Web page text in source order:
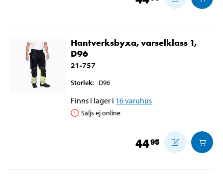
Hantverksbyxa, varselklass 1,
D96
21-757
Storlek: D96
Finns i lager i 16varuhus
Säljs ej online
4495